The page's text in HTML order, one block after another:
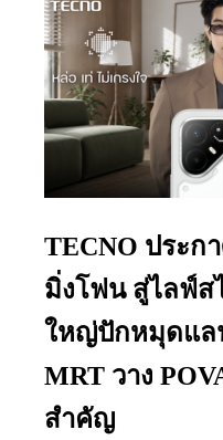
TECNO ประก
มิ่งโฟน สู่ไลฟ์ส
ใหญ่ปักหมุดแล
MRT วาง
สำคัญ